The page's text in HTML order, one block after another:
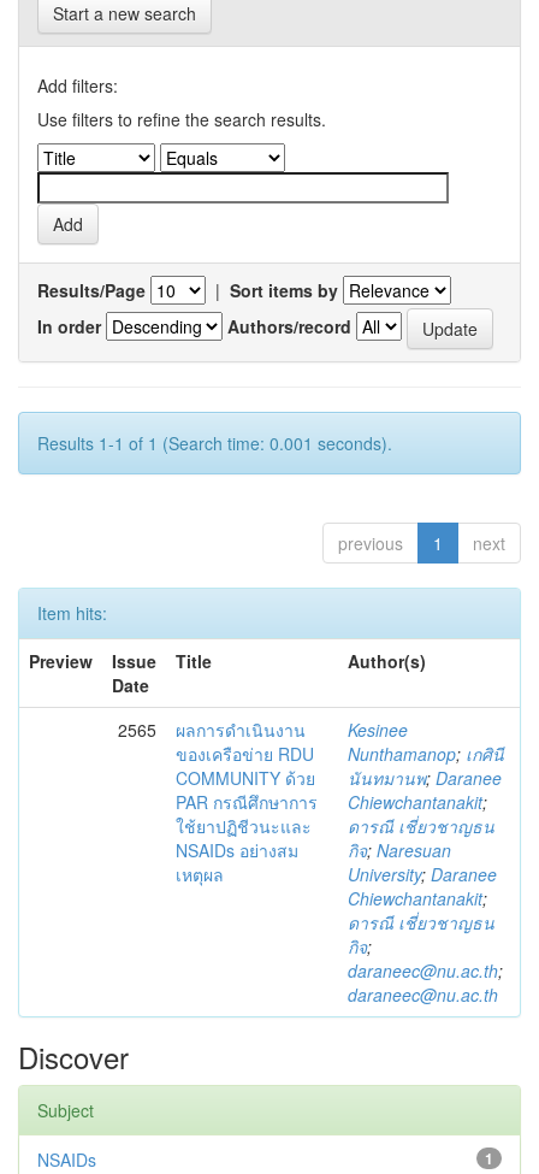
Start a new search
Add filters:
Use filters to refine the search results.
Results/Page | Sort items by
In order
Authors/record
Results 1-1 of 1 (Search time: 0.001 seconds).
previous 1 next
Item hits:
Preview
Issue
Date
Title Author(s)
2565
ผลการดำเนินงาน
ของเครือข่าย RDU
COMMUNITY ด้วย
PAR กรณีศึกษาการ
ใช้ยาปฏิชีวนะและ
NSAIDs อย่างสม
เหตุผล
Kesinee
Nunthamanop; เกศินี
นันทมานพ; Daranee
Chiewchantanakit;
ดารณี เชี่ยวชาญธน
กิจ; Naresuan
University; Daranee
Chiewchantanakit;
ดารณี เชี่ยวชาญธน
กิจ;
daraneec@nu.ac.th;
daraneec@nu.ac.th
Discover
Subject
1
NSAIDs